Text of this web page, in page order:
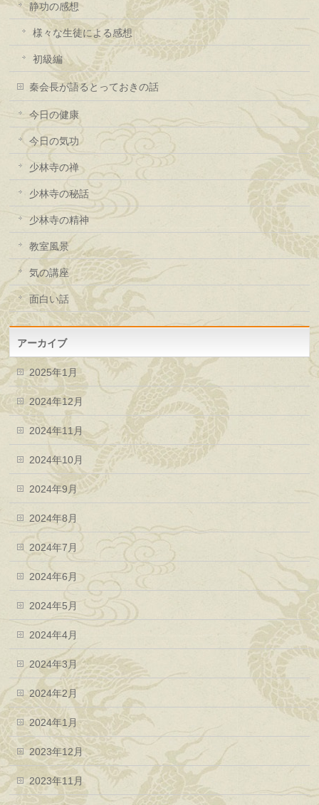
静功の感想
様々な生徒による感想
初級編
秦会長が語るとっておきの話
今日の健康
今日の気功
少林寺の禅
少林寺の秘話
少林寺の精神
教室風景
気の講座
面白い話
アーカイブ
2025年1月
2024年12月
2024年11月
2024年10月
2024年9月
2024年8月
2024年7月
2024年6月
2024年5月
2024年4月
2024年3月
2024年2月
2024年1月
2023年12月
2023年11月